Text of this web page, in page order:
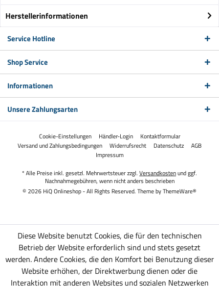
Herstellerinformationen
Service Hotline
Shop Service
Informationen
Unsere Zahlungsarten
Cookie-Einstellungen Händler-Login
Kontaktformular
Versand und Zahlungsbedingungen
Widerrufsrecht Datenschutz
AGB
Impressum
* Alle Preise inkl. gesetzl. Mehrwertsteuer zzgl. Versandkostenund ggf.
Nachnahmegebühren, wenn nicht anders beschrieben
© 2026 HiQ Onlineshop - All Rights Reserved. Theme byThemeWare®
Diese Website benutzt Cookies, die für den technischen
Betrieb der Website erforderlich sind und stets gesetzt
werden. Andere Cookies, die den Komfort bei Benutzung dieser
Website erhöhen, der Direktwerbung dienen oder die
Interaktion mit anderen Websites und sozialen Netzwerken